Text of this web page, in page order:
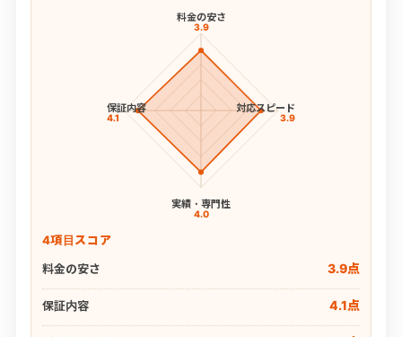
料金の安さ
3.9
対応スピード
3.9
実績・専門性
4.0
保証内容
4.1
4項目スコア
料金の安さ
3.9点
保証内容 4.1点